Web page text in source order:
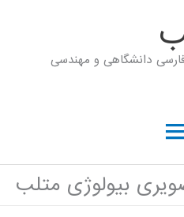
دانشگاهی و مهندسی
بیولوژی متلب